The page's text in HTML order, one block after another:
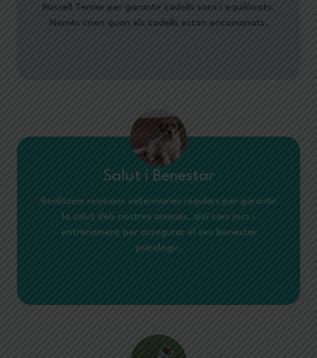
Russell Terrier per garantir cadells sans i equilibrats.
Només crien quan els cadells estan encomanats.
Salut i Benestar
Realitzem revisions veterinaries regulars per garantir
la salut dels nostres animals, així com jocs i
entrenament per assegurar el seu benestar
psicològic.